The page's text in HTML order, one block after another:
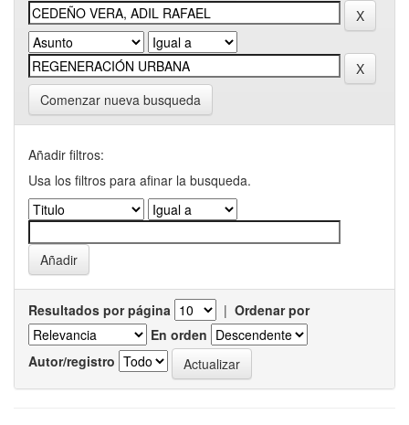
Comenzar nueva busqueda
Añadir filtros:
Usa los filtros para afinar la busqueda.
Resultados por página | Ordenar por
En orden
Autor/registro